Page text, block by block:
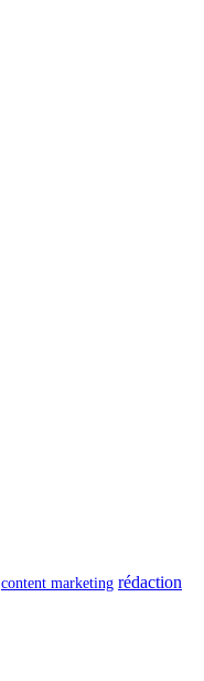
content marketing rédaction